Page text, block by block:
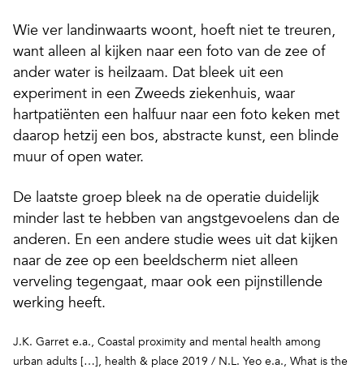
Wie ver landinwaarts woont, hoeft niet te treuren,
want alleen al kijken naar een foto van de zee of
ander water is heilzaam. Dat bleek uit een
experiment in een Zweeds ziekenhuis, waar
hartpatiënten een halfuur naar een foto keken met
daarop hetzij een bos, abstracte kunst, een blinde
muur of open water.
De laatste groep bleek na de operatie duidelijk
minder last te hebben van angstgevoelens dan de
anderen. En een andere studie wees uit dat kijken
naar de zee op een beeldscherm niet alleen
verveling tegengaat, maar ook een pijnstillende
werking heeft.
J.K. Garret e.a., Coastal proximity and mental health among
urban adults […], health & place 2019 / N.L. Yeo e.a., What is the